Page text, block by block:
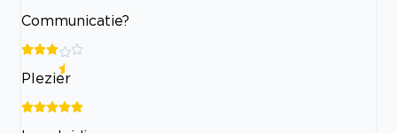
Communicatie?
Plezier